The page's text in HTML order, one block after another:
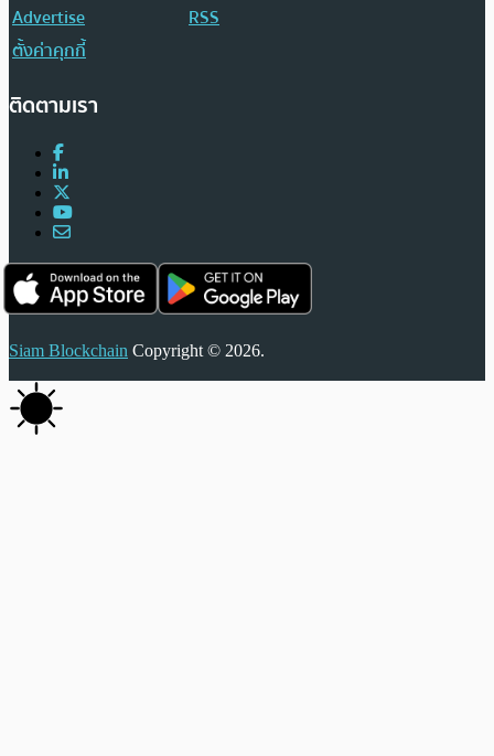
Advertise
RSS
ตั้งค่าคุกกี้
ติดตามเรา
Siam Blockchain Copyright © 2026.